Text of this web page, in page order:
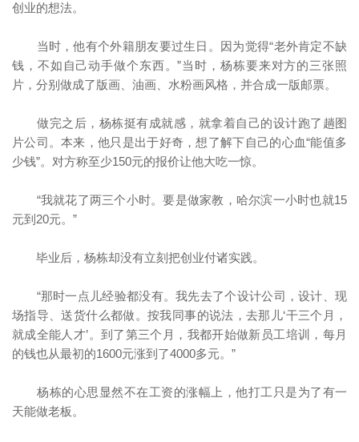
创业的想法。
当时，他有个外籍朋友要过生日。因为觉得“老外肯定不缺
钱，不如自己动手做个东西。”当时，杨栋要来对方的三张照
片，分别做成了版画、油画、水粉画风格，并合成一版邮票。
做完之后，杨栋挺有成就感，就拿着自己的设计跑了趟图
片公司。本来，他只是出于好奇，想了解下自己的心血“能值多
少钱”。对方称至少150元的报价让他大吃一惊。
“我就花了两三个小时。要是做家教，哈尔滨一小时也就15
元到20元。”
毕业后，杨栋却没有立刻把创业付诸实践。
“那时一点儿经验都没有。我先去了个设计公司，设计、现
场指导、送货什么都做。按我同事的说法，去那儿‘干三个月，
就成全能人才’。到了第三个月，我都开始做新员工培训，每月
的钱也从最初的1600元涨到了4000多元。”
杨栋的心思显然不在工资的涨幅上，他打工只是为了有一
天能做老板。